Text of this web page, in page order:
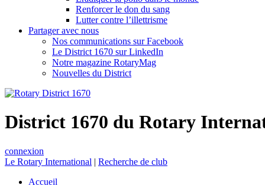
Renforcer le don du sang
Lutter contre l’illettrisme
Partager avec nous
Nos communications sur Facebook
Le District 1670 sur LinkedIn
Notre magazine RotaryMag
Nouvelles du District
District 1670 du Rotary
connexion
Le Rotary International | Recherche de club
Accueil